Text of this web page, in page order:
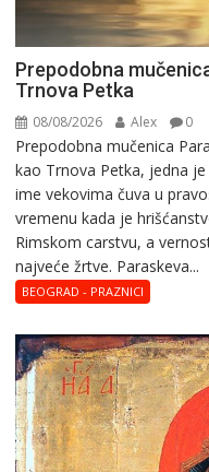
Prepodobna
Trnova Petka
08/08/2026 Alex 0
Prepodobna mučenica
kao Trnova Petka, jedna
ime vekovima čuva u
vremenu kada je
Rimskom carstvu, a
najveće žrtve. Paraskeva...
BEOGRAD - PRAZNICI